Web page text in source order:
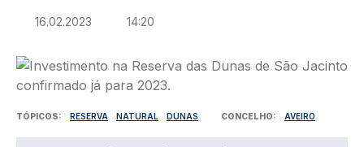
16.02.2023 14:20
Imagem
TÓPICOS RESERVA NATURAL DUNAS CONCELHO AVEIRO